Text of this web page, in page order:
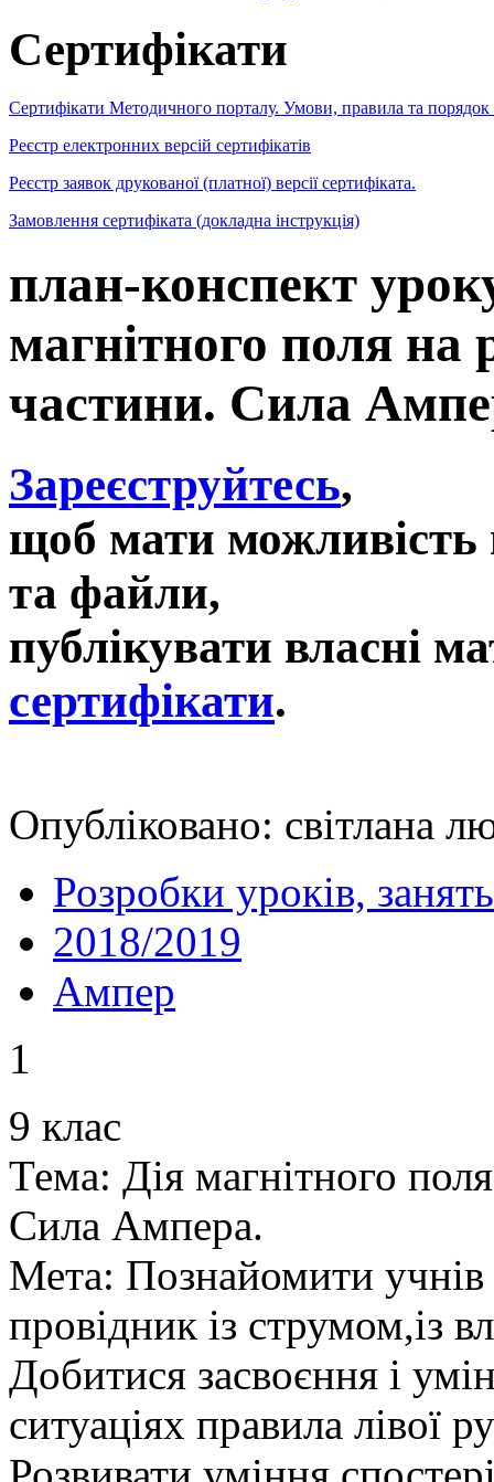
Сертифікати
Сертифікати Методичного порталу. Умови, правила та порядок
Реєстр електронних версій сертифікатів
Реєстр заявок друкованої (платної) версії сертифіката.
Замовлення сертифіката (докладна інструкція)
план-конспект
магнітного поля на
частини. Сила
Зареєструйтесь,
щоб мати можливість
та файли,
публікувати власні
сертифікати.
Опубліковано: світлана
Розробки уроків, занять
2018/2019
Ампер
1
9 клас
Тема: Дія магнітного
Сила Ампера.
Мета: Познайомити учнів
провідник із струмом,із
Добитися засвоєння і
ситуаціях правила лівої